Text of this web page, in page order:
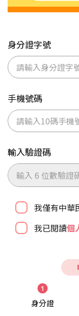
身分證字號
手機號碼
輸入驗證碼
我僅有中華
我已閱讀個
身分證